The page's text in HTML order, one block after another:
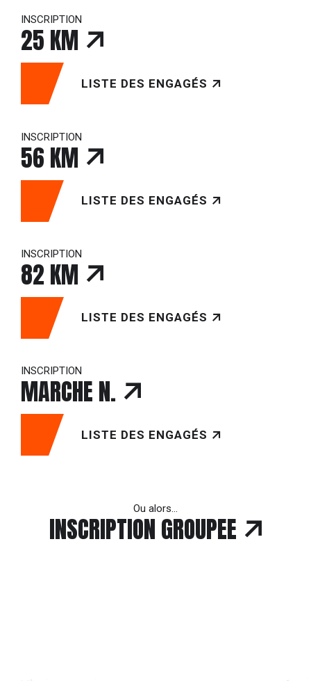
INSCRIPTION
25 KM
LISTE DES ENGAGÉS
INSCRIPTION
56 KM
LISTE DES ENGAGÉS
INSCRIPTION
82 KM
LISTE DES ENGAGÉS
INSCRIPTION
MARCHE N.
LISTE DES ENGAGÉS
Ou alors…
INSCRIPTION GROUPEE